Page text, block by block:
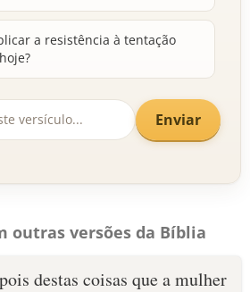
a resistência à tentação
Enviar
outras versões da Bíblia
destas coisas que a mulher